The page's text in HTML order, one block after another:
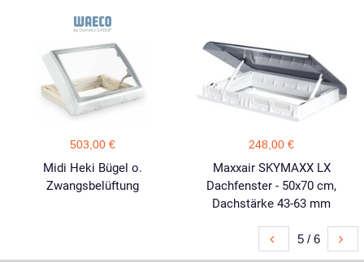
503,00 €
Midi Heki Bügel o.
Zwangsbelüftung
248,00 €
Maxxair SKYMAXX LX
Dachfenster - 50x70 cm,
Dachstärke 43-63 mm
5 / 6